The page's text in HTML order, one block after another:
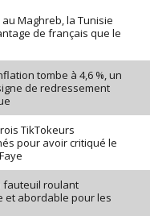
Maghreb, la Tunisie
de français que le
tombe à 4,6 %, un
de redressement
TikTokeurs
pour avoir critiqué le
fauteuil roulant
et abordable pour les